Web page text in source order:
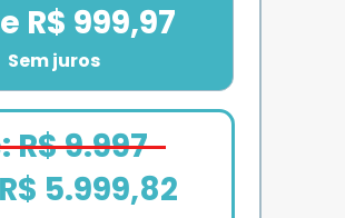
R$ 999,97
Sem juros
R$ 9.997
R$ 5.999,82